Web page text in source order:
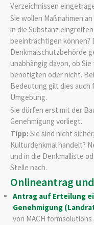
Verzeichnissen
Sie wollen Maßnahmen
in die Substanz
beeinträchtigen können?
Denkmalschutzbehörde
unabhängig davon, ob
benötigten oder nicht.
Bedeutung gilt dies auch
Umgebung.
Sie dürfen erst mit der
Genehmigung vorliegt.
Tipp: Sie sind nicht
Kulturdenkmal handelt?
und in die Denkmalliste
Stelle nach.
Onlineantrag
Antrag auf Erteilung
Genehmigung
von MACH formsolutions